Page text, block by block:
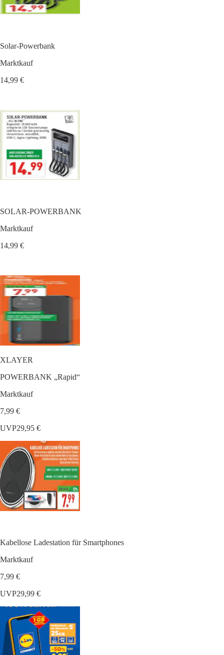
Solar-Powerbank
Marktkauf
14,99 €
SOLAR-POWERBANK
Marktkauf
14,99 €
XLAYER
POWERBANK „Rapid“
Marktkauf
7,99 €
UVP29,95 €
Kabellose Ladestation für Smartphones
Marktkauf
7,99 €
UVP29,99 €